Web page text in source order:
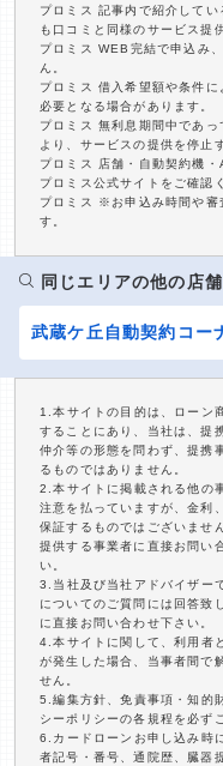
プロミス 記事内で紹介してい
も口コミと同様のサービス提
プロミス WEB完結で申込み
ん。
プロミス 借入希望額や条件
必要となる場合があります。
プロミス 無利息期間中であ
より、サービスの提供を停止
プロミス 店舗・自動契約機
プロミス公式サイトをご確認
プロミス ※お申込み時間や審
す。
同じエリアの他の店
武蔵ケ丘自動契約コー
1.本サイトの目的は、ローン
することにあり、当社は、提
仲介等の形態を問わず、提携
るものではありません。
2.本サイトに掲載される他の
注意を払っていますが、金利
保証するものではございませ
提供する事業者に直接お問い
い。
3.当社及び当社アドバイザー
についてのご質問には回答致
に直接お問い合わせ下さい。
4.本サイトに関して、利用者
が発生した場合、当事者間で
せん。
5.編集方針、免責事項・知的
シーポリシーの各規程を必ず
6.カードローンお申し込み時
者記号・番号、通院歴、臓器